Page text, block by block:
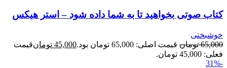
کتاب صوتی بخواهید تا به شما داده شود – استر هیکس
خوشبختی
65,000 تومان قیمت اصلی: 65,000 تومان بود. 45,000 تومانقیمت
فعلی: 45,000 تومان.
-31%